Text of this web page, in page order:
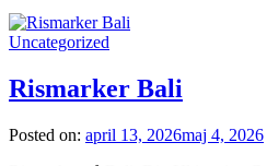
Uncategorized
Rismarker Bali
Posted on: april 13, 2026maj 4, 2026